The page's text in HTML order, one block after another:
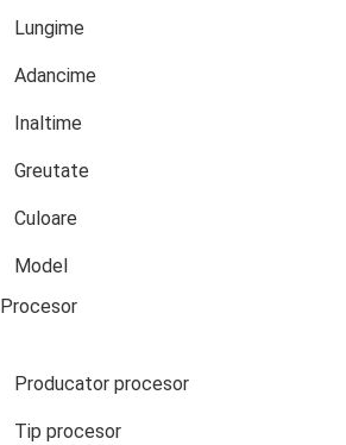
Lungime
Adancime
Inaltime
Greutate
Culoare
Model
Procesor
Producator procesor
Tip procesor